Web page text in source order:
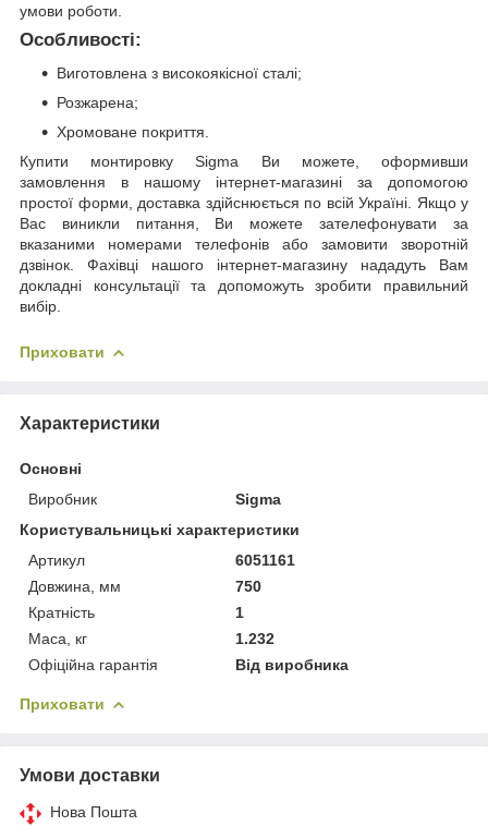
умови роботи.
Особливості:
Виготовлена з високоякісної сталі;
Розжарена;
Хромоване покриття.
Купити монтировку Sigma Ви можете, оформивши
замовлення в нашому інтернет-магазині за допомогою
простої форми, доставка здійснюється по всій Україні. Якщо у
Вас виникли питання, Ви можете зателефонувати за
вказаними номерами телефонів або замовити зворотній
дзвінок. Фахівці нашого інтернет-магазину нададуть Вам
докладні консультації та допоможуть зробити правильний
вибір.
Приховати
Характеристики
Основні
Виробник
Sigma
Користувальницькі характеристики
Артикул
6051161
Довжина, мм
750
Кратність
1
Маса, кг
1.232
Офіційна гарантія
Від виробника
Приховати
Умови доставки
Нова Пошта